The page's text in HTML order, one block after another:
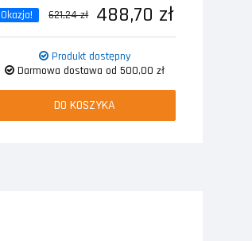
Okazja! 621,24 zł 488,70 zł
Produkt dostępny
Darmowa dostawa od 500,00 zł
DO KOSZYKA